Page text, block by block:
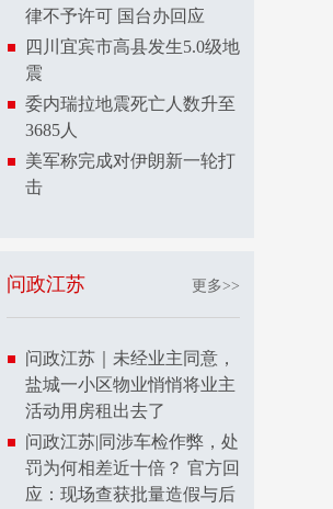
律不予许可 国台办回应
四川宜宾市高县发生5.0级地
震
委内瑞拉地震死亡人数升至
3685人
美军称完成对伊朗新一轮打
击
问政江苏 更多>>
问政江苏｜未经业主同意，
盐城一小区物业悄悄将业主
活动用房租出去了
问政江苏|同涉车检作弊，处
罚为何相差近十倍？ 官方回
应：现场查获批量造假与后